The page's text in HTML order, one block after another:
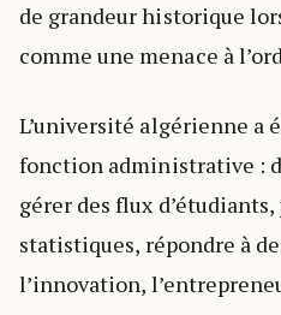
de grandeur historique
comme une menace à
L’université algérienne a
fonction administrative :
gérer des flux
statistiques, répondre à
l’innovation,